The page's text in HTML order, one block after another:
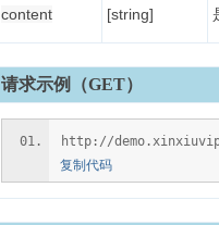
content [string]
请求示例（GET）
http://
复制代码